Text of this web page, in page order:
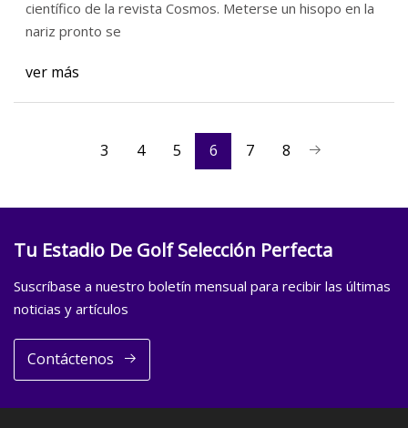
científico de la revista Cosmos. Meterse un hisopo en la
nariz pronto se
ver más
3 4 5 6 7 8
Tu Estadio De Golf Selección Perfecta
Suscríbase a nuestro boletín mensual para recibir las últimas
noticias y artículos
Contáctenos